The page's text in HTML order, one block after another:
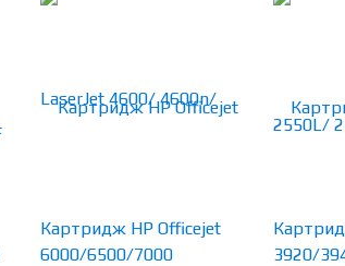
Картридж HP Officejet
6000/6500/7000
3920/